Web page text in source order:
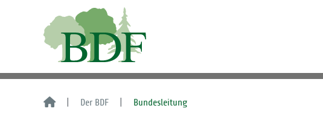
Der BDF Bundesleitung